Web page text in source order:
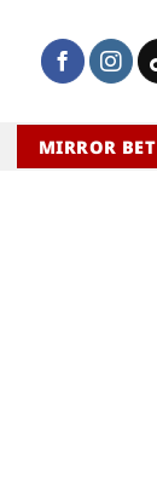
MIRROR BET